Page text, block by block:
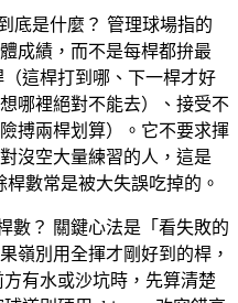
底是什麼？ 管理球場指的
成績，而不是每桿都拚最
這桿打到哪、下一桿才好
哪裡絕對不能去）、接受不
搏兩桿划算）。它不要求揮
沒空大量練習的人，這是
數常是被大失誤吃掉的。
數？ 關鍵心法是「看失敗的
嶺別用全揮才剛好到的桿，
有水或沙坑時，先算清楚